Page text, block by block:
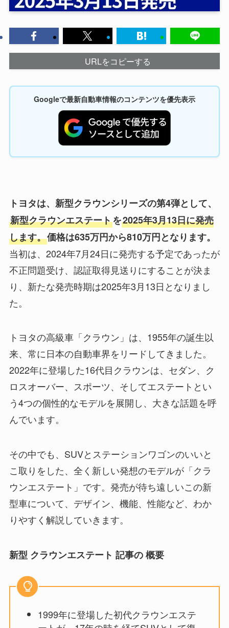
URLをコピーする
Googleで最新自動車情報のコンテンツを優先表示
トヨタは、新型クラウンシリーズの第4弾として、
新型クラウンエステートを2025年3月13日に発売
します。価格は635万円から810万円となります。
当初は、2024年7月24日に発売する予定であったが
不正問題受け、認証取得見送りにすることが決ま
り、新たな発売時期は2025年3月13日となりまし
た。
トヨタの高級車「クラウン」は、1955年の誕生以
来、常に日本の自動車界をリードしてきました。
2022年に登場した16代目クラウンは、セダン、ク
ロスオーバー、スポーツ、そしてエステートとい
う4つの個性的なモデルを展開し、大きな話題を呼
んでいます。
その中でも、SUVとステーションワゴンのいいと
こ取りをした、全く新しい発想のモデルが「クラ
ウンエステート」です。発売が待ち遠しいこの新
型車について、デザイン、機能、性能など、わか
りやすく解説していきます。
新型 クラウンエステート 記事の 概要
1999年に登場した初代クラウンエステ